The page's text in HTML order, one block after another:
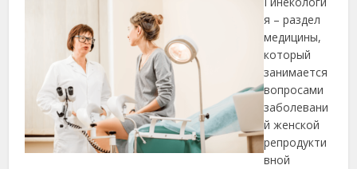
я – раздел
медицины,
который
занимается
вопросами
заболевани
й женской
репродукти
вной